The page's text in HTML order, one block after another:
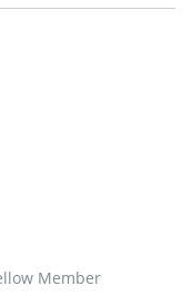
Member